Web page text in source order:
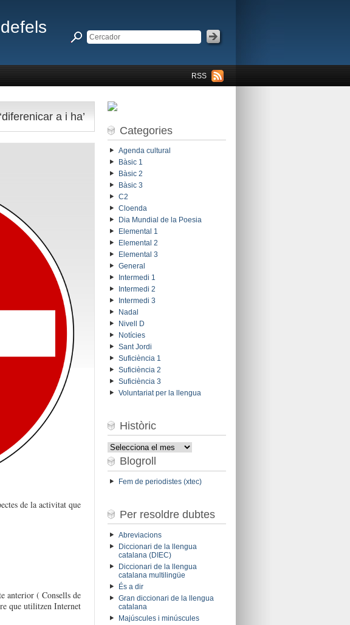
RSS
a i ha’
de la activitat que
anterior ( Consells de
que utilitzen Internet
Categories
Agenda cultural
Bàsic 1
Bàsic 2
Bàsic 3
C2
Cloenda
Dia Mundial de la Poesia
Elemental 1
Elemental 2
Elemental 3
General
Intermedi 1
Intermedi 2
Intermedi 3
Nadal
Nivell D
Notícies
Sant Jordi
Suficiència 1
Suficiència 2
Suficiència 3
Voluntariat per la llengua
Històric
Històric
Blogroll
Fem de periodistes (xtec)
Per resoldre dubtes
Abreviacions
Diccionari de la llengua
catalana (DIEC)
Diccionari de la llengua
catalana multilingüe
És a dir
Gran diccionari de la llengua
catalana
Majúscules i minúscules